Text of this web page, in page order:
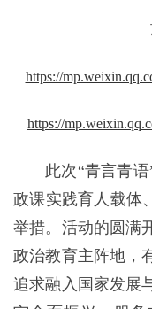
https://
https://
此次“青言青
政课实践育人载体
举措。活动的圆满
政治教育主阵地，
追求融入国家发展